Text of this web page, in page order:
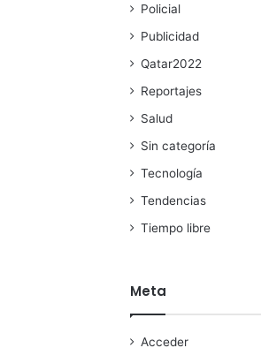
Policial
Publicidad
Qatar2022
Reportajes
Salud
Sin categoría
Tecnología
Tendencias
Tiempo libre
Meta
Acceder